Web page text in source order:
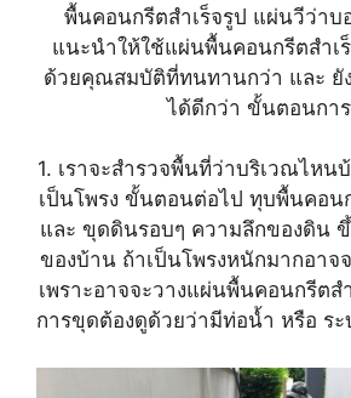
พื้นคอนกรีตสำเร็จรูป แผ่นวีว่าบ
แนะนำให้ใช้แผ่นพื้นคอนกรีตสำเ
ด้วยคุณสมบัติที่ทนทานกว่า และ ยั
ได้ดีกว่า ขั้นตอนกา
1. เราจะสำรวจพื้นที่ว่าบริเวณไหน
เป็นโพรง ขั้นตอนต่อไป ทุบพื้นคอน
และ ขุดดินรอบๆ ความลึกของดิน
ของบ้าน ถ้าเป็นโพรงหนักมากอาจ
เพราะอาจจะวางแผ่นพื้นคอนกรีตส
การขุดต้องดูด้วยว่ามีท่อน้ำ หรือ ร